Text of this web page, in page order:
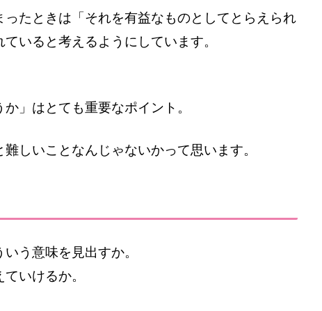
たときは「それを有益なものとしてとらえられ
いると考えるようにしています。
」はとても重要なポイント。
しいことなんじゃないかって思います。
う意味を見出すか。
いけるか。